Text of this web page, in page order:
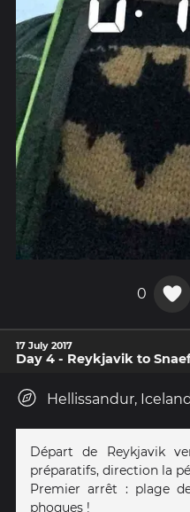
0
17 July 2017
Day 4 - Reykjavik to
Hellissandur, Iceland
Départ de Reykjavik
préparatifs, direction la
Premier arrêt : plage
phoques !